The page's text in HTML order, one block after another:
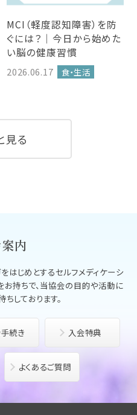
MCI（軽度認知障害）を防
ぐには？｜今日から始めた
い脳の健康習慣
2026.06.17 食・生活
見る
内
はじめとするセルフメディケーシ
持ちで、 当協会の目的や活動に
しております。
続き 入会特典
よくあるご質問